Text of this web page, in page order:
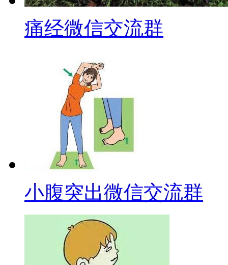
痛经微信交流群
小腹突出微信交流群